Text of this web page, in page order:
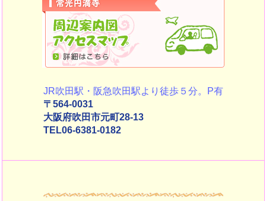
JR吹田駅・阪急吹田駅より徒歩５分。P有
〒564-0031
大阪府吹田市元町28-13
TEL06-6381-0182